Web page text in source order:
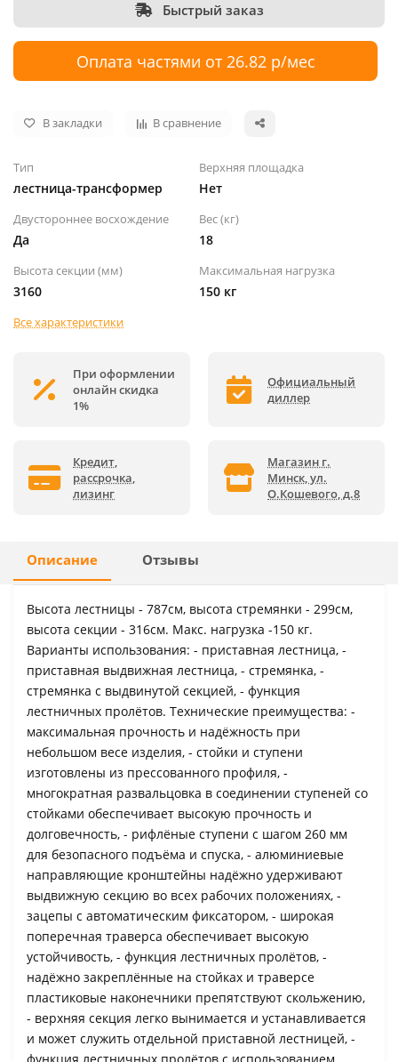
Быстрый заказ
Оплата частями от 26.82 р/мес
В закладки В сравнение
Тип
лестница-трансформер
Верхняя площадка
Нет
Двустороннее восхождение
Да
Вес (кг)
18
Высота секции (мм)
3160
Максимальная нагрузка
150 кг
Все характеристики
При оформлении
онлайн скидка
1%
Официальный
диллер
Кредит,
рассрочка,
лизинг
Магазин г.
Минск, ул.
О.Кошевого, д.8
Описание Отзывы
Высота лестницы - 787см, высота стремянки - 299см,
высота секции - 316см. Макс. нагрузка -150 кг.
Варианты использования: - приставная лестница, -
приставная выдвижная лестница, - стремянка, -
стремянка с выдвинутой секцией, - функция
лестничных пролётов. Технические преимущества: -
максимальная прочность и надёжность при
небольшом весе изделия, - стойки и ступени
изготовлены из прессованного профиля, -
многократная развальцовка в соединении ступеней со
стойками обеспечивает высокую прочность и
долговечность, - рифлёные ступени с шагом 260 мм
для безопасного подъёма и спуска, - алюминиевые
направляющие кронштейны надёжно удерживают
выдвижную секцию во всех рабочих положениях, -
зацепы с автоматическим фиксатором, - широкая
поперечная траверса обеспечивает высокую
устойчивость, - функция лестничных пролётов, -
надёжно закреплённые на стойках и траверсе
пластиковые наконечники препятствуют скольжению,
- верхняя секция легко вынимается и устанавливается
и может служить отдельной приставной лестницей, -